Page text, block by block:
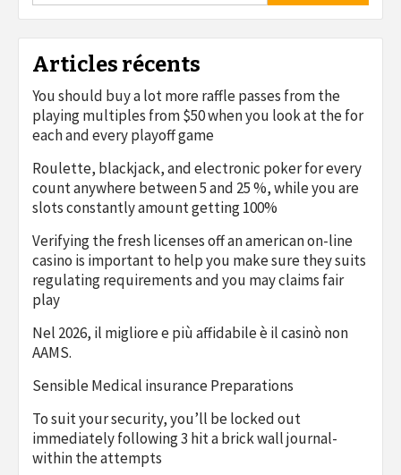
Articles récents
You should buy a lot more raffle passes from the
playing multiples from $50 when you look at the for
each and every playoff game
Roulette, blackjack, and electronic poker for every
count anywhere between 5 and 25 %, while you are
slots constantly amount getting 100%
Verifying the fresh licenses off an american on-line
casino is important to help you make sure they suits
regulating requirements and you may claims fair
play
Nel 2026, il migliore e più affidabile è il casinò non
AAMS.
Sensible Medical insurance Preparations
To suit your security, you’ll be locked out
immediately following 3 hit a brick wall journal-
within the attempts